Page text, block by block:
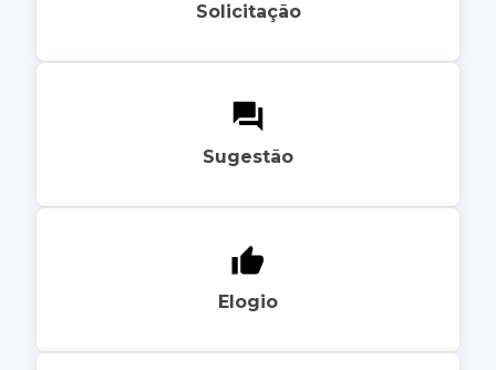
Solicitação
Sugestão
Elogio